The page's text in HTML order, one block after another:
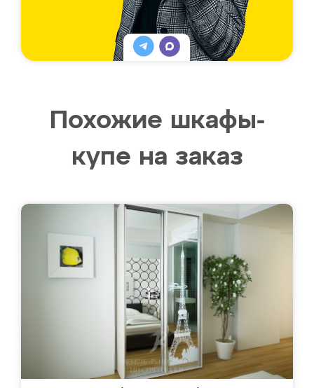
Похожие шкафы-
купе на заказ